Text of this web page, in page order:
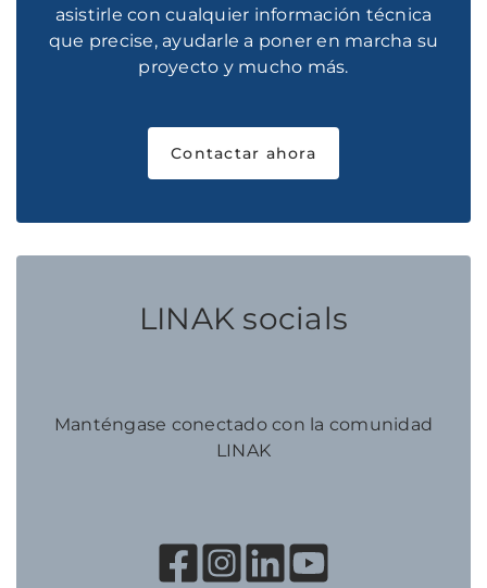
asistirle con cualquier información técnica
que precise, ayudarle a poner en marcha su
proyecto y mucho más.
Contactar ahora
LINAK socials
Manténgase conectado con la comunidad
LINAK